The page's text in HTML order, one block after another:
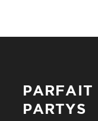
PARFAIT
PARTYS